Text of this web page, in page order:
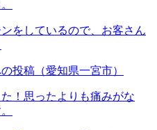
をしているので、お客さん
投稿（愛知県一宮市）